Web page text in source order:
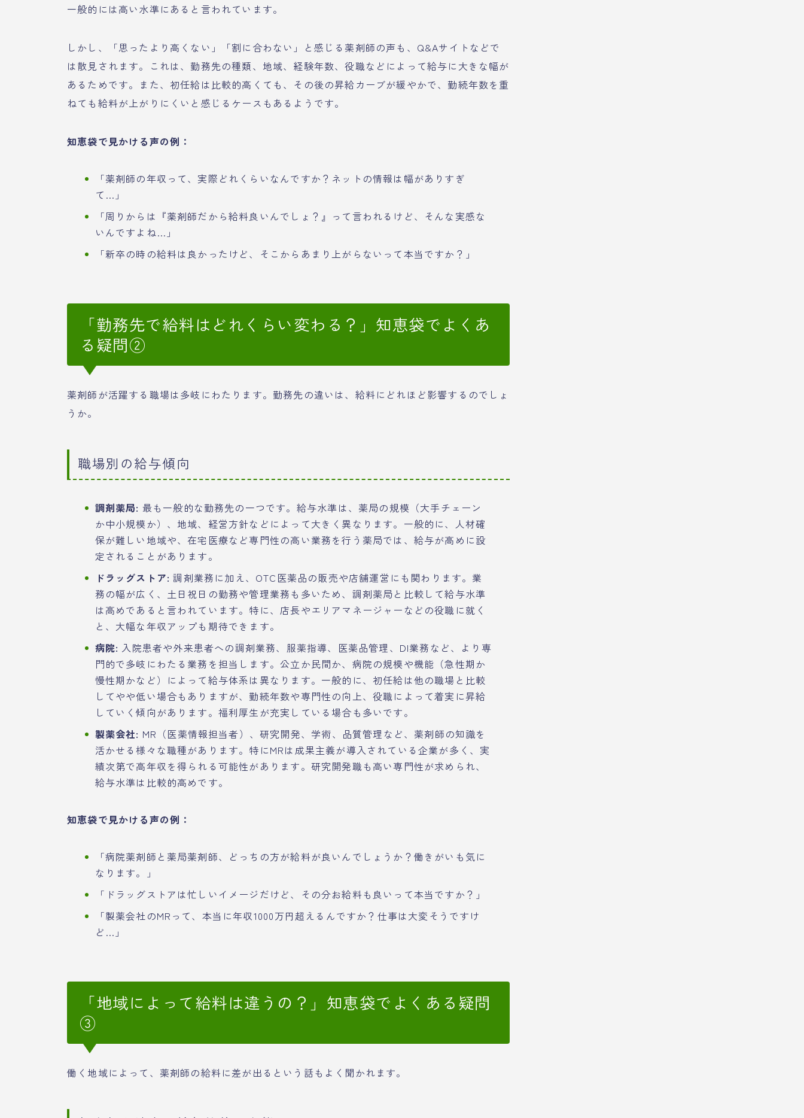
一般的には高い水準にあると言われています。
しかし、「思ったより高くない」「割に合わない」と感じる薬剤師の声も、Q&Aサイトなどで
は散見されます。これは、勤務先の種類、地域、経験年数、役職などによって給与に大きな幅が
あるためです。また、初任給は比較的高くても、その後の昇給カーブが緩やかで、勤続年数を重
ねても給料が上がりにくいと感じるケースもあるようです。
知恵袋で見かける声の例：
「薬剤師の年収って、実際どれくらいなんですか？ネットの情報は幅がありすぎ
て…」
「周りからは『薬剤師だから給料良いんでしょ？』って言われるけど、そんな実感な
いんですよね…」
「新卒の時の給料は良かったけど、そこからあまり上がらないって本当ですか？」
「勤務先で給料はどれくらい変わる？」知恵袋でよくあ
る疑問②
薬剤師が活躍する職場は多岐にわたります。勤務先の違いは、給料にどれほど影響するのでしょ
うか。
職場別の給与傾向
調剤薬局: 最も一般的な勤務先の一つです。給与水準は、薬局の規模（大手チェーン
か中小規模か）、地域、経営方針などによって大きく異なります。一般的に、人材確
保が難しい地域や、在宅医療など専門性の高い業務を行う薬局では、給与が高めに設
定されることがあります。
ドラッグストア: 調剤業務に加え、OTC医薬品の販売や店舗運営にも関わります。業
務の幅が広く、土日祝日の勤務や管理業務も多いため、調剤薬局と比較して給与水準
は高めであると言われています。特に、店長やエリアマネージャーなどの役職に就く
と、大幅な年収アップも期待できます。
病院: 入院患者や外来患者への調剤業務、服薬指導、医薬品管理、DI業務など、より専
門的で多岐にわたる業務を担当します。公立か民間か、病院の規模や機能（急性期か
慢性期かなど）によって給与体系は異なります。一般的に、初任給は他の職場と比較
してやや低い場合もありますが、勤続年数や専門性の向上、役職によって着実に昇給
していく傾向があります。福利厚生が充実している場合も多いです。
製薬会社: MR（医薬情報担当者）、研究開発、学術、品質管理など、薬剤師の知識を
活かせる様々な職種があります。特にMRは成果主義が導入されている企業が多く、実
績次第で高年収を得られる可能性があります。研究開発職も高い専門性が求められ、
給与水準は比較的高めです。
知恵袋で見かける声の例：
「病院薬剤師と薬局薬剤師、どっちの方が給料が良いんでしょうか？働きがいも気に
なります。」
「ドラッグストアは忙しいイメージだけど、その分お給料も良いって本当ですか？」
「製薬会社のMRって、本当に年収1000万円超えるんですか？仕事は大変そうですけ
ど…」
「地域によって給料は違うの？」知恵袋でよくある疑問
③
働く地域によって、薬剤師の給料に差が出るという話もよく聞かれます。